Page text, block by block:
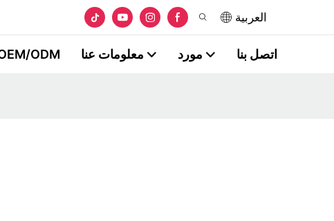
العربية
ODM معلومات عنا مورد اتصل بنا